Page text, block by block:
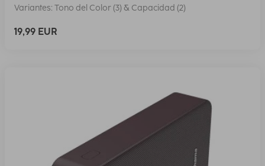
Variantes: Tono del Color (3) & Capacidad (2)
19,99 EUR